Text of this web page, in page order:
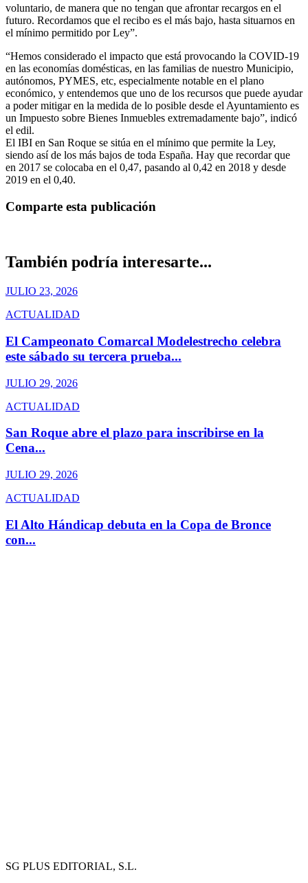
voluntario, de manera que no tengan que afrontar recargos en el
futuro. Recordamos que el recibo es el más bajo, hasta situarnos en
el mínimo permitido por Ley”.
“Hemos considerado el impacto que está provocando la COVID-19
en las economías domésticas, en las familias de nuestro Municipio,
autónomos, PYMES, etc, especialmente notable en el plano
económico, y entendemos que uno de los recursos que puede ayudar
a poder mitigar en la medida de lo posible desde el Ayuntamiento es
un Impuesto sobre Bienes Inmuebles extremadamente bajo”, indicó
el edil.
El IBI en San Roque se sitúa en el mínimo que permite la Ley,
siendo así de los más bajos de toda España. Hay que recordar que
en 2017 se colocaba en el 0,47, pasando al 0,42 en 2018 y desde
2019 en el 0,40.
Comparte esta publicación
También podría interesarte...
JULIO 23, 2026
ACTUALIDAD
El Campeonato Comarcal Modelestrecho celebra
este sábado su tercera prueba...
JULIO 29, 2026
ACTUALIDAD
San Roque abre el plazo para inscribirse en la
Cena...
JULIO 29, 2026
ACTUALIDAD
El Alto Hándicap debuta en la Copa de Bronce
con...
SG PLUS EDITORIAL, S.L.